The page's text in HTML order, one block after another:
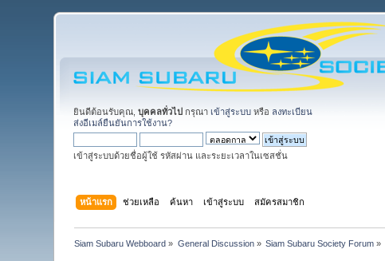
ยินดีต้อนรับคุณ,บุคคลทั่วไป กรุณา เข้าสู่ระบบ หรือ ลงทะเบียน
ส่งอีเมล์ยืนยันการใช้งาน?
เข้าสู่ระบบด้วยชื่อผู้ใช้ รหัสผ่าน และระยะเวลาในเซสชั่น
หน้าแรก ช่วยเหลือ ค้นหา เข้าสู่ระบบ สมัครสมาชิก
Siam Subaru Webboard » General Discussion» Siam Subaru Society Forum »